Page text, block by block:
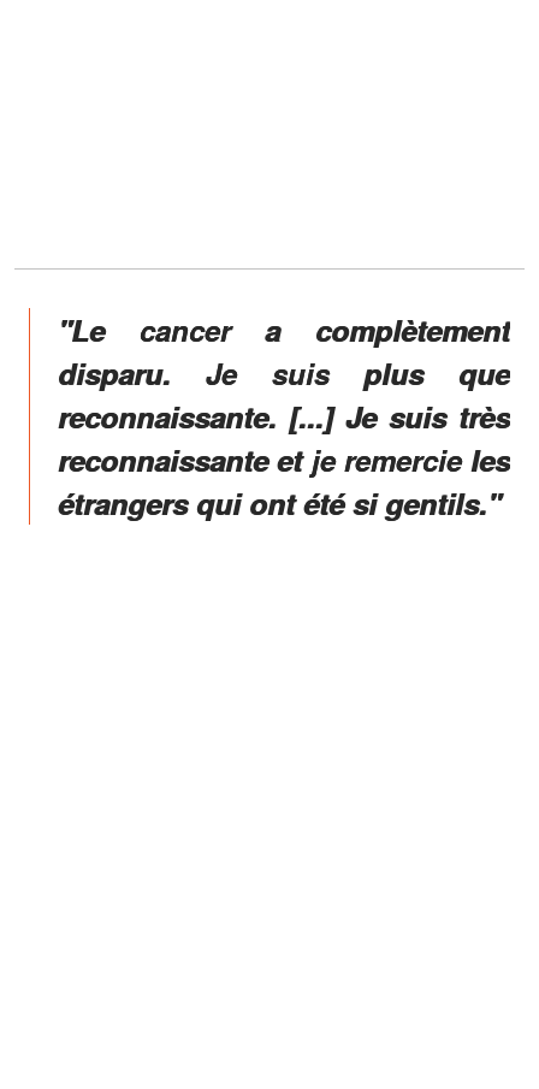
"Le cancer a complètement
disparu. Je suis plus que
reconnaissante. [...] Je suis très
reconnaissante et je remercie les
étrangers qui ont été si gentils."